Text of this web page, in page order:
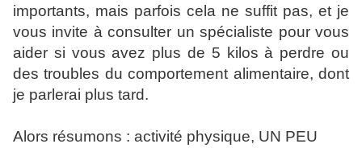
importants, mais parfois cela ne suffit pas, et je
vous invite à consulter un spécialiste pour vous
aider si vous avez plus de 5 kilos à perdre ou
des troubles du comportement alimentaire, dont
je parlerai plus tard.
Alors résumons : activité physique, UN PEU